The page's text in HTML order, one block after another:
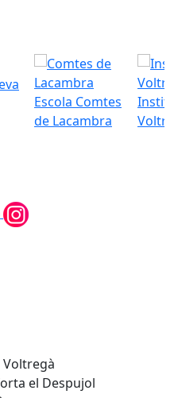
Escola Comtes
de Lacambra
Voltregà
el Despujol